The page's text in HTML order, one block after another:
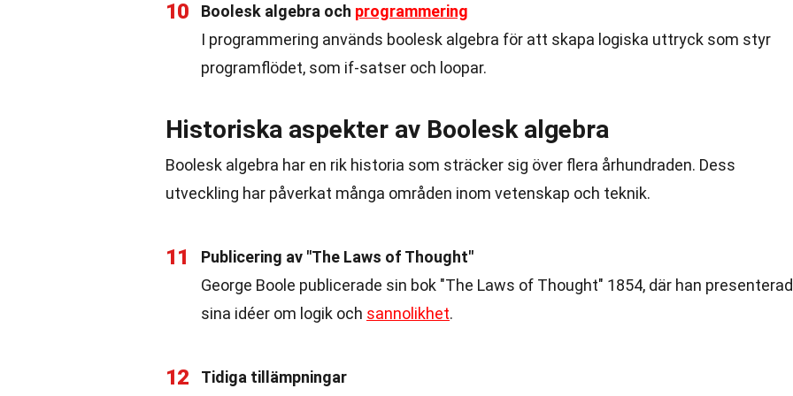
10 Boolesk algebra och programmering
I programmering används boolesk algebra för att skapa logiska uttryck som styr
programflödet, som if-satser och loopar.
Historiska aspekter av Boolesk algebra
Boolesk algebra har en rik historia som sträcker sig över flera århundraden. Dess
utveckling har påverkat många områden inom vetenskap och teknik.
11
Publicering av "The Laws of Thought"
George Boole publicerade sin bok "The Laws of Thought" 1854, där han
sina idéer om logik och sannolikhet.
12 Tidiga tillämpningar